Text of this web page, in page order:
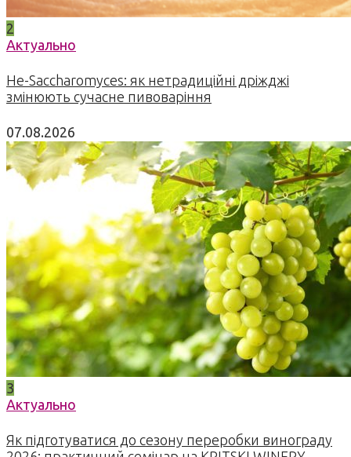
2
Актуально
Не-Saccharomyces: як нетрадиційні дріжджі
змінюють сучасне пивоваріння
07.08.2026
3
Актуально
Як підготуватися до сезону переробки винограду